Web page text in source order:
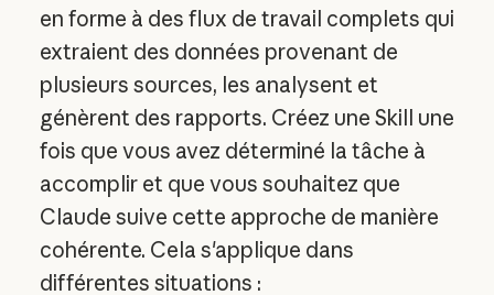
en forme à des flux de travail complets qui
extraient des données provenant de
plusieurs sources, les analysent et
génèrent des rapports. Créez une Skill une
fois que vous avez déterminé la tâche à
accomplir et que vous souhaitez que
Claude suive cette approche de manière
cohérente. Cela s'applique dans
différentes situations :